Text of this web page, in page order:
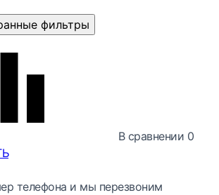
фильтры
В сравнении 0
телефона и мы перезвоним